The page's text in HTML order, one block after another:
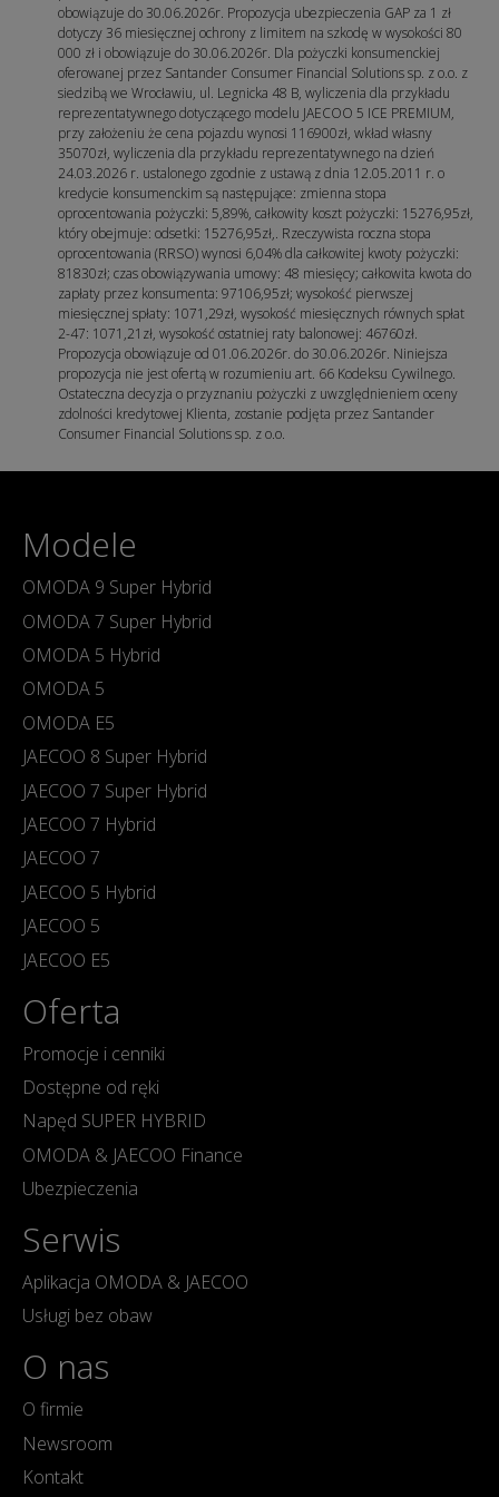
obowiązuje do 30.06.2026r. Propozycja ubezpieczenia GAP za 1 zł
dotyczy 36 miesięcznej ochrony z limitem na szkodę w wysokości 80
000 zł i obowiązuje do 30.06.2026r. Dla pożyczki konsumenckiej
oferowanej przez Santander Consumer Financial Solutions sp. z o.o. z
siedzibą we Wrocławiu, ul. Legnicka 48 B, wyliczenia dla przykładu
reprezentatywnego dotyczącego modelu JAECOO 5 ICE PREMIUM,
przy założeniu że cena pojazdu wynosi 116900zł, wkład własny
35070zł, wyliczenia dla przykładu reprezentatywnego na dzień
24.03.2026 r. ustalonego zgodnie z ustawą z dnia 12.05.2011 r. o
kredycie konsumenckim są następujące: zmienna stopa
oprocentowania pożyczki: 5,89%, całkowity koszt pożyczki: 15276,95zł,
który obejmuje: odsetki: 15276,95zł,. Rzeczywista roczna stopa
oprocentowania (RRSO) wynosi 6,04% dla całkowitej kwoty pożyczki:
81830zł; czas obowiązywania umowy: 48 miesięcy; całkowita kwota do
zapłaty przez konsumenta: 97106,95zł; wysokość pierwszej
miesięcznej spłaty: 1071,29zł, wysokość miesięcznych równych spłat
2-47: 1071,21zł, wysokość ostatniej raty balonowej: 46760zł.
Propozycja obowiązuje od 01.06.2026r. do 30.06.2026r. Niniejsza
propozycja nie jest ofertą w rozumieniu art. 66 Kodeksu Cywilnego.
Ostateczna decyzja o przyznaniu pożyczki z uwzględnieniem oceny
zdolności kredytowej Klienta, zostanie podjęta przez Santander
Consumer Financial Solutions sp. z o.o.
Modele
OMODA 9 Super Hybrid
OMODA 7 Super Hybrid
OMODA 5 Hybrid
OMODA 5
OMODA E5
JAECOO 8 Super Hybrid
JAECOO 7 Super Hybrid
JAECOO 7 Hybrid
JAECOO 7
JAECOO 5 Hybrid
JAECOO 5
JAECOO E5
Oferta
Promocje i cenniki
Dostępne od ręki
Napęd SUPER HYBRID
OMODA & JAECOO Finance
Ubezpieczenia
Serwis
Aplikacja OMODA & JAECOO
Usługi bez obaw
O nas
O firmie
Newsroom
Kontakt